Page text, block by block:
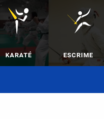
KARATÉ ESCRIME